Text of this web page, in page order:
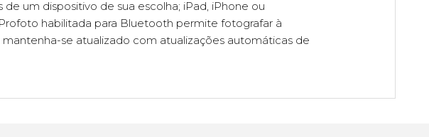
um dispositivo de sua escolha; iPad, iPhone ou
habilitada para Bluetooth permite fotografar à
se atualizado com atualizações automáticas de